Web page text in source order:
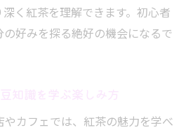
く紅茶を理解できます。初心者
好みを探る絶好の機会になるで
カフェでは、紅茶の魅力を学べ